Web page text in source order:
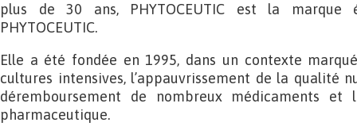
plus de 30 ans, PHYTOCEUTIC est la marque
PHYTOCEUTIC.
Elle a été fondée en 1995, dans un contexte
cultures intensives, l’appauvrissement de la qualité
déremboursement de nombreux médicaments et
pharmaceutique.